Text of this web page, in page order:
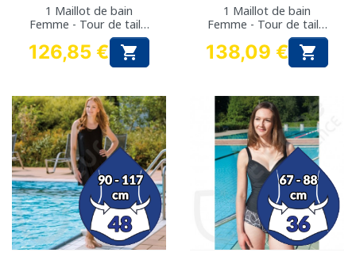
1 Maillot de bain
Femme - Tour de taille
: 82 à 107 cm
Prix
126,85 € 
1 Maillot de bain
Femme - Tour de taille
: 86 à 112 cm
Prix
138,09 € 